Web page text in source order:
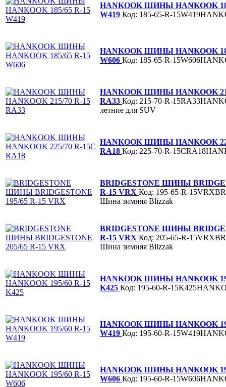
HANKOOK ШИНЫ HANKOOK
W419 Код: 185-65-R-
HANKOOK ШИНЫ HANKOOK
W606 Код: 185-65-R-
HANKOOK ШИНЫ HANKOOK
RA33 Код: 215-70-R-
летние для SUV
HANKOOK ШИНЫ HANKOOK
RA18 Код: 225-70-R-
BRIDGESTONE ШИНЫ
R-15 VRX Код: 195-65-R-
Шина зимняя Blizzak
BRIDGESTONE ШИНЫ
R-15 VRX Код: 205-65-R-
Шина зимняя Blizzak
HANKOOK ШИНЫ HANKOOK
K425 Код: 195-60-R-
HANKOOK ШИНЫ HANKOOK
W419 Код: 195-60-R-
HANKOOK ШИНЫ HANKOOK
W606 Код: 195-60-R-